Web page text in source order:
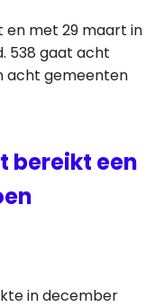
en met 29 maart in
538 gaat acht
acht gemeenten
bereikt een
in december